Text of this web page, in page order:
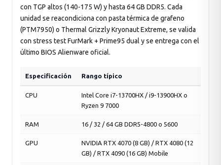
con TGP altos (140-175 W) y hasta 64 GB DDR5. Cada
unidad se reacondiciona con pasta térmica de grafeno
(PTM7950) o Thermal Grizzly Kryonaut Extreme, se valida
con stress test FurMark + Prime95 dual y se entrega con el
último BIOS Alienware oficial.
Especificación Rango típico
CPU
Intel Core i7-13700HX / i9-13900HX o
Ryzen 9 7000
RAM 16 / 32 / 64 GB DDR5-4800 o 5600
GPU
NVIDIA RTX 4070 (8 GB) / RTX 4080 (12
GB) / RTX 4090 (16 GB) Mobile